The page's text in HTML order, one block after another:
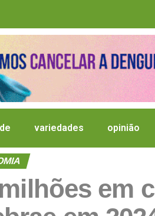
variedades opinião
em